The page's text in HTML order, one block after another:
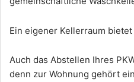
Ein eigener Kellerraum
Auch das Abstellen Ihres
denn zur Wohnung gehört